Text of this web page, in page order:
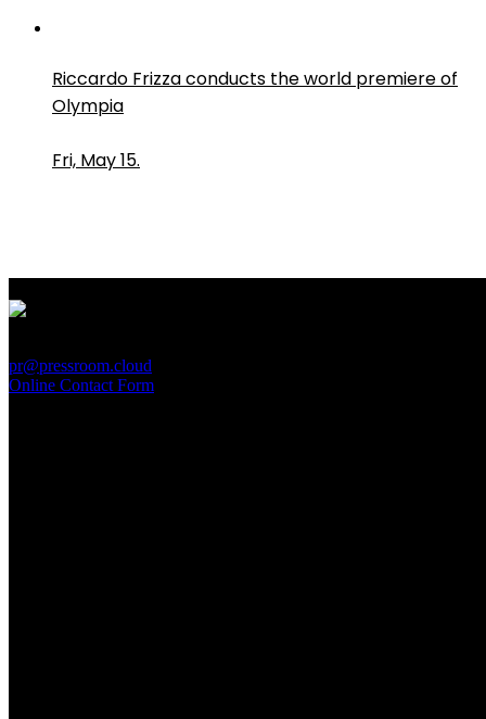
Riccardo Frizza conducts the world premiere of
Olympia
Fri, May 15.
pr@pressroom.cloud
Online Contact Form